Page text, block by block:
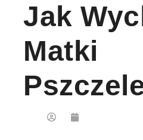
Jak
Matki